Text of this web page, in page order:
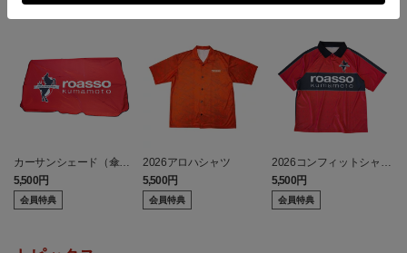
カーサンシェード（傘
型）
5,500円
会員特典
2026アロハシャツ
5,500円
会員特典
2026コンフィットシャツ
（襟付き）
5,500円
会員特典